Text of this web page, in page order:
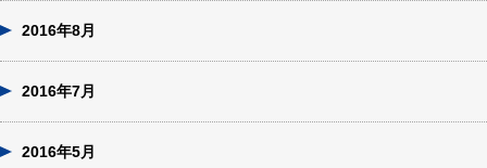
2016年8月
2016年7月
2016年5月